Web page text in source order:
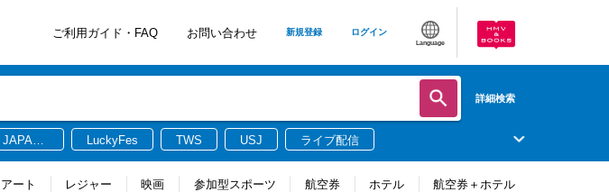
ご利用ガイド・FAQ お問い合わせ 新規登録 ログイン
Language
詳細検索
JAPAN
LuckyFes TWS USJ ライブ配信
ート レジャー 映画 参加型スポーツ 航空券 ホテル 航空券＋ホテル